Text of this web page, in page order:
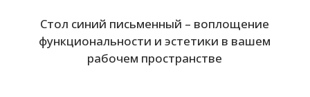
Стол синий письменный – воплощение
функциональности и эстетики в вашем
рабочем пространстве